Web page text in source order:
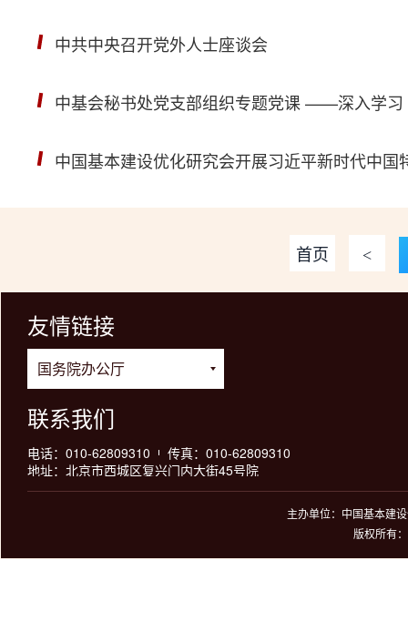
中共中央召开党外人士座谈会
中基会秘书处党支部组织专题党课 ——深入学习
中国基本建设优化研究会开展习近平新时代中
首页 <
友情链接
联系我们
电话：010-62809310
传真：010-62809310
地址：北京市西城区复兴门内大街45号院
主办单位：中国基本建
版权所有